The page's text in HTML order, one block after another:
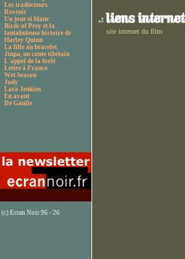
Les traducteurs
Revenir
Un jour si blanc
Birds of Prey et la
fantabuleuse histoire de
Harley Quinn
La fille au bracelet
Jinpa, un conte tibétain
L'appel de la forêt
Lettre à Franco
Wet Season
Judy
Lara Jenkins
En avant
De Gaulle
(c) Ecran Noir 96 - 26
site internet du film